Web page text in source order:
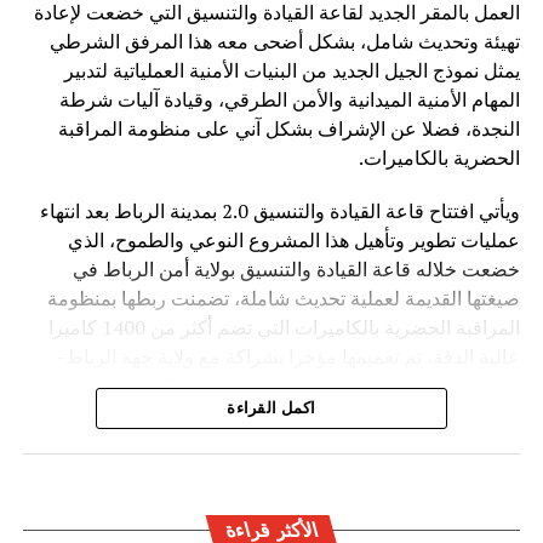
وفي ظل المنافسة العالمية المتزايدة في مجال الذكاء
الاصطناعي، تطرح الصين رؤية تقوم على اعتبار التكنولوجيا
جسراً للتعاون والتنمية، وليس مجالاً للصراع، مؤكدة أن مستقبل
الذكاء الاصطناعي يجب أن يكون قائماً على الحكمة البشرية
والمسؤولية المشتركة من أجل خدمة رفاهية الشعوب
العمل بالمقر الجديد لقاعة القيادة والتنسيق التي خضعت لإعادة
تهيئة وتحديث شامل، بشكل أضحى معه هذا المرفق الشرطي
يمثل نموذج الجيل الجديد من البنيات الأمنية العملياتية لتدبير
المهام الأمنية الميدانية والأمن الطرقي، وقيادة آليات شرطة
النجدة، فضلا عن الإشراف بشكل آني على منظومة المراقبة
الحضرية بالكاميرات.
ويأتي افتتاح قاعة القيادة والتنسيق 2.0 بمدينة الرباط بعد انتهاء
عمليات تطوير وتأهيل هذا المشروع النوعي والطموح، الذي
خضعت خلاله قاعة القيادة والتنسيق بولاية أمن الرباط في
صيغتها القديمة لعملية تحديث شاملة، تضمنت ربطها بمنظومة
المراقبة الحضرية بالكاميرات التي تضم أكثر من 1400 كاميرا
القنيطرة، فضلا عن تحديث بنيتها المعلوماتية التحتية من خلال
تدعيمها بمختلف أنظمة الاتصال ونقل البيانات التابعة للأمن
العمليات الأمنية الأساسية والحيوية ضمن بناية واحدة، تجمع بين
اكمل القراءة
الأكثر قراءة